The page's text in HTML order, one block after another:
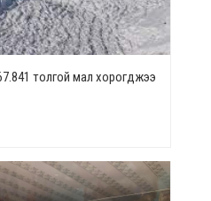
толгой мал хорогджээ